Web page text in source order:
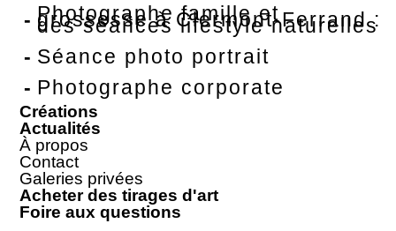
Photographe famille et
grossesse à Clermont-Ferrand :
des séances lifestyle naturelles
Séance photo portrait
Photographe corporate
Créations
Actualités
À propos
Contact
Galeries privées
Acheter des tirages d'art
Foire aux questions